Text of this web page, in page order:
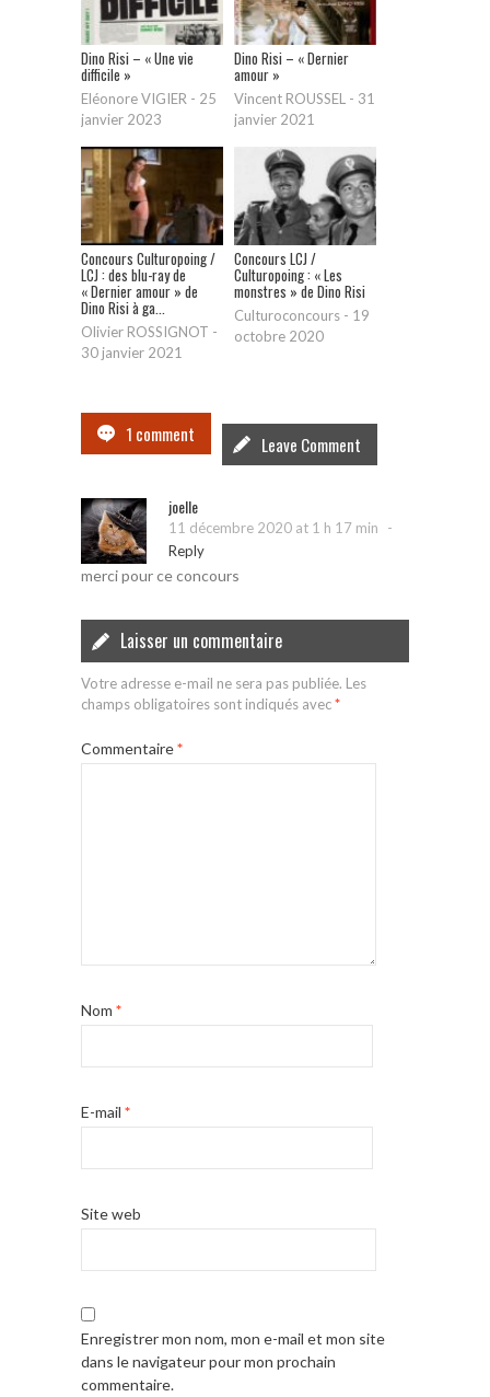
Dino Risi – « Une vie
difficile »
Eléonore VIGIER - 25
janvier 2023
Dino Risi – « Dernier
amour »
Vincent ROUSSEL - 31
janvier 2021
Concours Culturopoing /
LCJ : des blu-ray de
« Dernier amour » de
Dino Risi à ga...
Olivier ROSSIGNOT -
30 janvier 2021
Concours LCJ /
Culturopoing : « Les
monstres » de Dino Risi
Culturoconcours - 19
octobre 2020
1 comment Leave Comment
joelle
11 décembre 2020 at 1 h 17 min -
Reply
merci pour ce concours
Laisser un commentaire
Votre adresse e-mail ne sera pas publiée. Les
champs obligatoires sont indiqués avec*
Commentaire*
Nom *
E-mail *
Site web
Enregistrer mon nom, mon e-mail et mon site
dans le navigateur pour mon prochain
commentaire.